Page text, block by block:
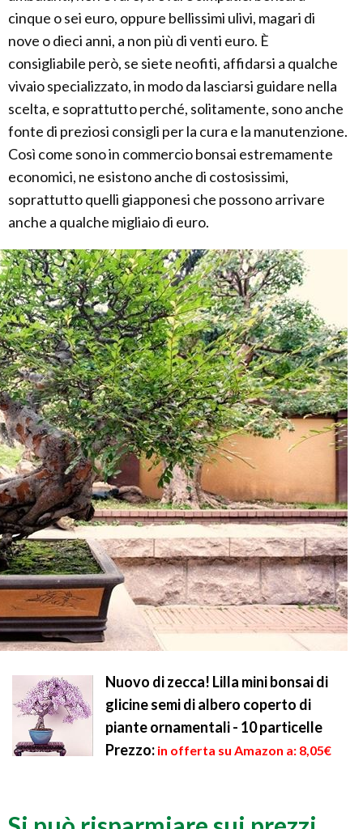
cinque o sei euro, oppure bellissimi ulivi, magari di
nove o dieci anni, a non più di venti euro. È
consigliabile però, se siete neofiti, affidarsi a qualche
vivaio specializzato, in modo da lasciarsi guidare nella
scelta, e soprattutto perché, solitamente, sono anche
fonte di preziosi consigli per la cura e la manutenzione.
Così come sono in commercio bonsai estremamente
economici, ne esistono anche di costosissimi,
soprattutto quelli giapponesi che possono arrivare
anche a qualche migliaio di euro.
Nuovo di zecca! Lilla mini bonsai di
glicine semi di albero coperto di
piante ornamentali - 10 particelle
Prezzo: in offerta su Amazon a: 8,05€